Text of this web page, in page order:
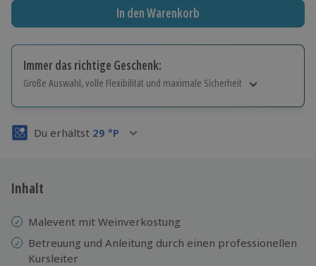
In den Warenkorb
Immer das richtige Geschenk:
Große Auswahl, volle Flexibilität und maximale Sicherheit
Volle Flexibilität
3 Jahre gültig & verlängerbar.
Du erhältst 29 °P
Inhalt
Malevent mit Weinverkostung
Betreuung und Anleitung durch einen professionellen
Kursleiter